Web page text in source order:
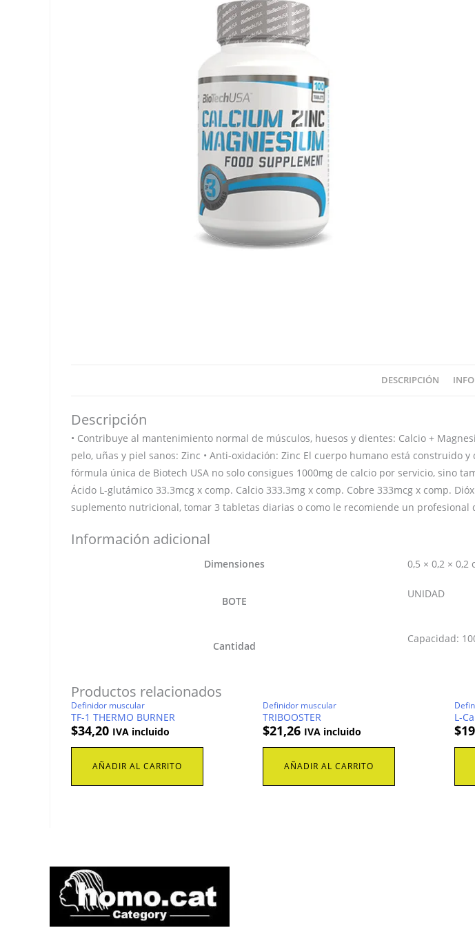
DESCRIPCIÓN
Descripción
• Contribuye al mantenimiento normal de músculos, huesos y dientes: Calcio +
pelo, uñas y piel sanos: Zinc • Anti-oxidación: Zinc El cuerpo humano está
fórmula única de Biotech USA no solo consigues 1000mg de calcio por servicio, sino
Ácido L-glutámico 33.3mcg x comp. Calcio 333.3mg x comp. Cobre 333mcg x comp.
suplemento nutricional, tomar 3 tabletas diarias o como le recomiende un profesional
Información adicional
Dimensiones 0,5 × 0,2 × 0,2
BOTE
UNIDAD
Cantidad
Capacidad:
Productos relacionados
Definidor muscular
TF-1 THERMO BURNER
$34,20 IVA incluido
AÑADIR AL CARRITO
Definidor muscular
TRIBOOSTER
$21,26 IVA incluido
AÑADIR AL CARRITO
L-
$